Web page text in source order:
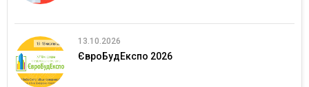
13.10.2026
ЄвроБудЕкспо 2026